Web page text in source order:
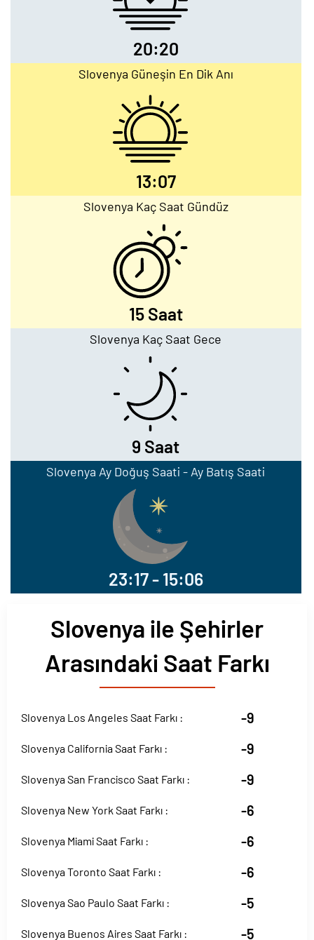
20:20
Slovenya Güneşin En Dik Anı
13:07
Slovenya Kaç Saat Gündüz
15 Saat
Slovenya Kaç Saat Gece
9 Saat
Slovenya Ay Doğuş Saati - Ay Batış Saati
23:17 - 15:06
Slovenya ile Şehirler
Arasındaki Saat Farkı
Slovenya Los Angeles Saat Farkı : -9
Slovenya California Saat Farkı : -9
Slovenya San Francisco Saat Farkı : -9
Slovenya New York Saat Farkı : -6
Slovenya Miami Saat Farkı : -6
Slovenya Toronto Saat Farkı : -6
Slovenya Sao Paulo Saat Farkı : -5
Slovenya Buenos Aires Saat Farkı : -5